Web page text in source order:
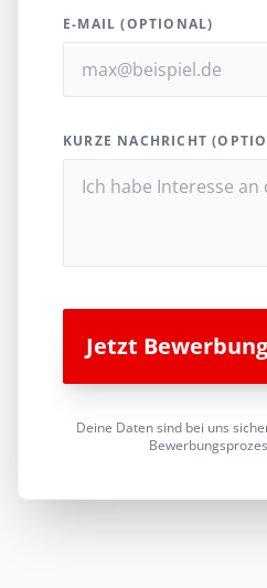
E-MAIL (OPTIONAL)
KURZE NACHRICHT
Jetzt
Deine Daten sind bei uns